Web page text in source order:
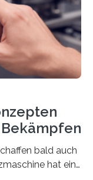
bald auch
hat ein